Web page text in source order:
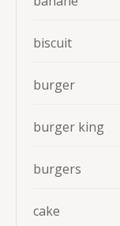
biscuit
burger
burger king
burgers
cake